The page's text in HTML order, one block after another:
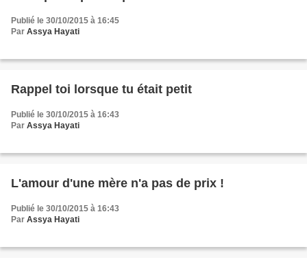
Publié le 30/10/2015 à 16:45
Par Assya Hayati
Rappel toi lorsque tu était petit
Publié le 30/10/2015 à 16:43
Par Assya Hayati
L'amour d'une mère n'a pas de prix !
Publié le 30/10/2015 à 16:43
Par Assya Hayati